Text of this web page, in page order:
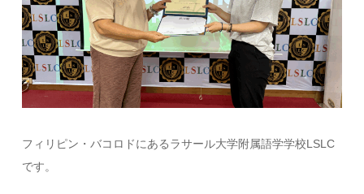
フィリピン・バコロドにあるラサール大学附属語学学校LSLC
です。